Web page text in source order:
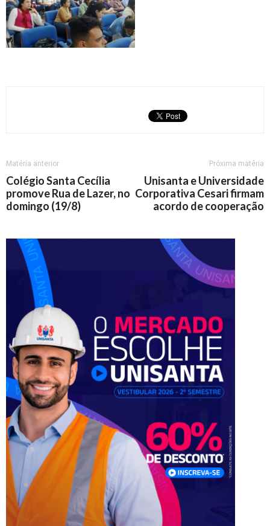
Matéria anterior
Colégio Santa Cecília
promove Rua de Lazer, no
domingo (19/8)
Próxima matéria
Unisanta e Universidade
Corporativa Cesari firmam
acordo de cooperação